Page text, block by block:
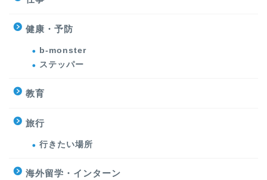
健康・予防
b-monster
ステッパー
教育
旅行
行きたい場所
海外留学・インターン